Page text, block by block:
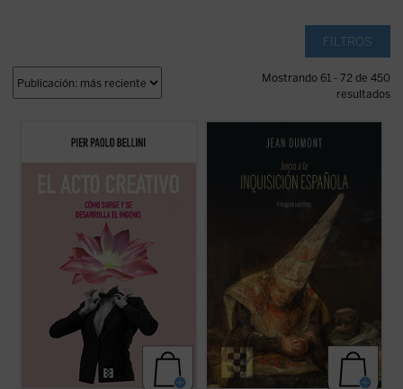
FILTROS
Mostrando 61 - 72 de 450
resultados
este recorrido fascinante a través de los
oscurantismo y la crueldad mayores que
hispanista, se propone en Juicio a la
Inquisición españoladar una oportunidad
de defensa a la acusada. El resultado ...